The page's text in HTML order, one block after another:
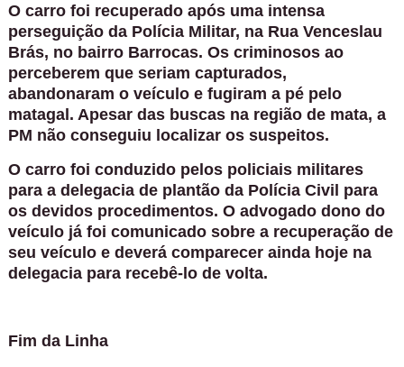
O carro foi recuperado após uma intensa
perseguição da Polícia Militar, na Rua Venceslau
Brás, no bairro Barrocas. Os criminosos ao
perceberem que seriam capturados,
abandonaram o veículo e fugiram a pé pelo
matagal. Apesar das buscas na região de mata, a
PM não conseguiu localizar os suspeitos.
O carro foi conduzido pelos policiais militares
para a delegacia de plantão da Polícia Civil para
os devidos procedimentos. O advogado dono do
veículo já foi comunicado sobre a recuperação de
seu veículo e deverá comparecer ainda hoje na
delegacia para recebê-lo de volta.
Fim da Linha